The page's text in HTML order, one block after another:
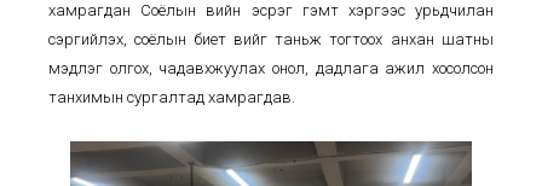
хамрагдан Соёлын өвийн эсрэг гэмт хэргээс урьдчилан
сэргийлэх, соёлын биет өвийг таньж тогтоох анхан шатны
мэдлэг олгох, чадавхжуулах онол, дадлага ажил хосолсон
танхимын сургалтад хамрагдав.